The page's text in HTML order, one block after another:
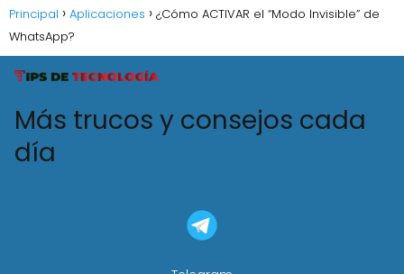
Principal Aplicaciones
¿Cómo ACTIVAR el “Modo Invisible” de
WhatsApp?
Más trucos y consejos cada
día